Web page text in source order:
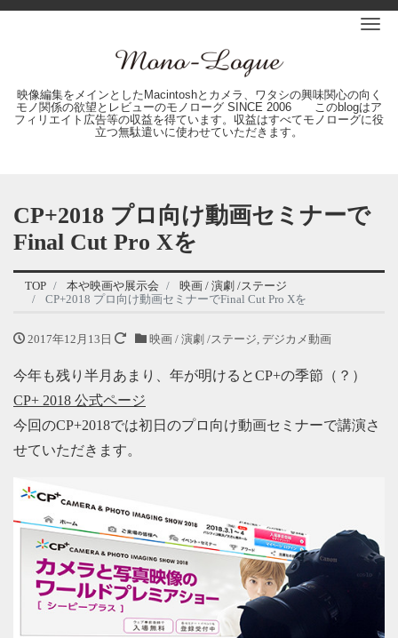
映像編集をメインとしたMacintoshとカメラ、ワタシの興味関心の向く
モノ関係の欲望とレビューのモノローグ SINCE 2006 このblogはア
フィリエイト広告等の収益を得ています。収益はすべてモノローグに役
立つ無駄遣いに使わせていただきます。
CP+2018 プロ向け動画セミナーで
Final Cut Pro Xを
TOP 本や映画や展示会
映画 / 演劇 /ステージ
CP+2018 プロ向け動画セミナーでFinal Cut Pro Xを
2017年12月13日 映画 / 演劇 /ステージ, デジカメ動画
今年も残り半月あまり、年が明けるとCP+の季節（？）
CP+ 2018 公式ページ
今回のCP+2018では初日のプロ向け動画セミナーで講演さ
せていただきます。